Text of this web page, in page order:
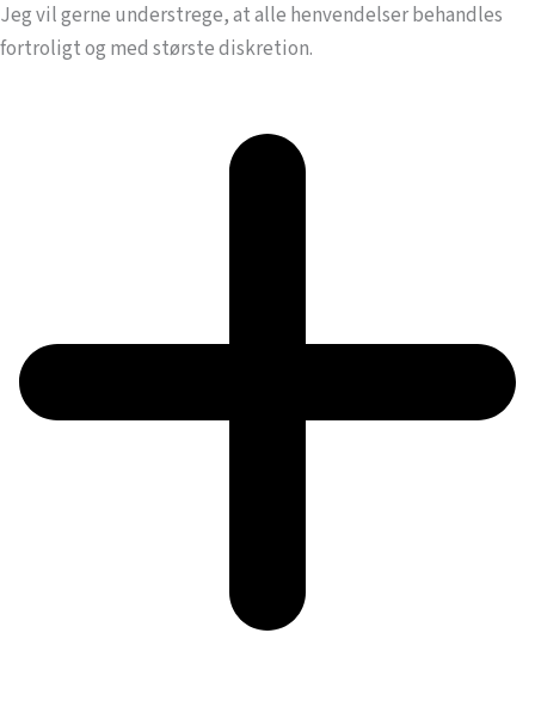
Jeg vil gerne understrege, at alle henvendelser behandles
fortroligt og med største diskretion.